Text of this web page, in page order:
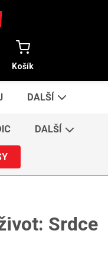
Košík
DALŠÍ
DALŠÍ
Srdce